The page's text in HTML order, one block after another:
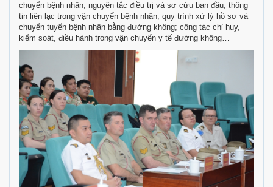
chuyển bệnh nhân; nguyên tắc điều trị và sơ cứu ban đầu; thông
tin liên lạc trong vận chuyển bệnh nhân; quy trình xử lý hồ sơ và
chuyển tuyến bệnh nhân bằng đường không; công tác chỉ huy,
kiểm soát, điều hành trong vận chuyển y tế đường không…